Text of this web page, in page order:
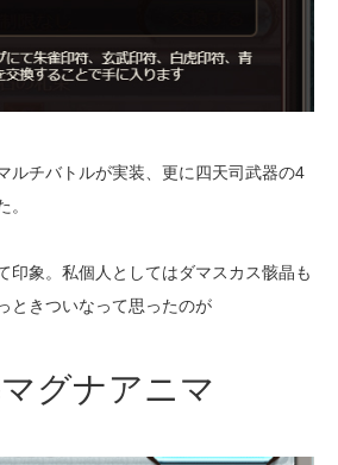
ルチバトルが実装、更に四天司武器の4
。
印象。私個人としてはダマスカス骸晶も
ときついなって思ったのが
グナアニマ